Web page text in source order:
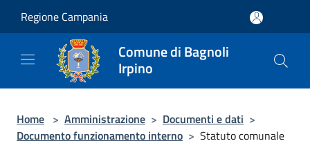
Regione Campania
Comune di Bagnoli
Irpino
Home > Amministrazione > Documenti e dati >
Documento funzionamento interno > Statuto comunale